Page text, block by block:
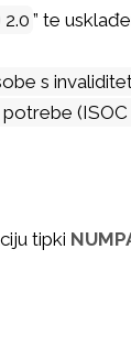
” te
s
(ISOC
tipki